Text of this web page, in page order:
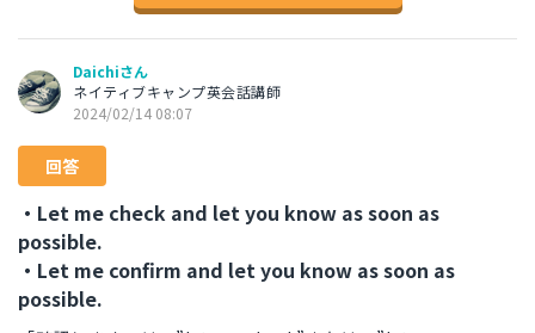
Daichiさん
ネイティブキャンプ英会話講師
2024/02/14 08:07
回答
・Let me check and let you know as soon as
possible.
・Let me confirm and let you know as soon as
possible.